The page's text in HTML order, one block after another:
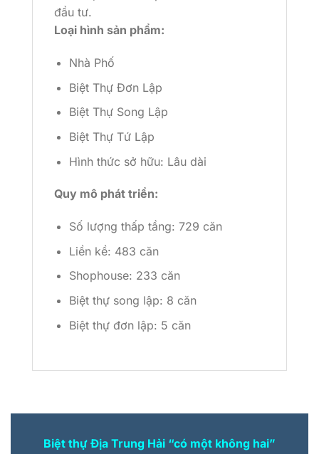
đầu tư.
Loại hình sản phẩm:
Nhà Phố
Biệt Thự Đơn Lập
Biệt Thự Song Lập
Biệt Thự Tứ Lập
Hình thức sở hữu: Lâu dài
Quy mô phát triển:
Số lượng thấp tầng: 729 căn
Liền kề: 483 căn
Shophouse: 233 căn
Biệt thự song lập: 8 căn
Biệt thự đơn lập: 5 căn
Biệt thự Địa Trung Hải “có một không hai”